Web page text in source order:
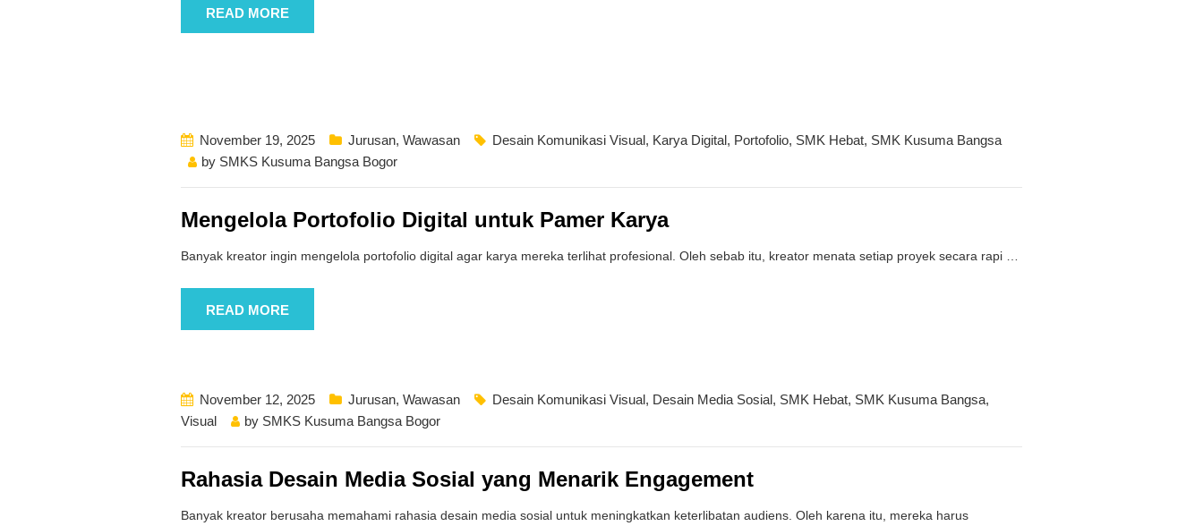
READ MORE
November 19, 2025 Jurusan, Wawasan Desain Komunikasi Visual, Karya Digital, Portofolio, SMK Hebat, SMK Kusuma Bangsa
by SMKS Kusuma Bangsa Bogor
Mengelola Portofolio Digital untuk Pamer Karya
Banyak kreator ingin mengelola portofolio digital agar karya mereka terlihat profesional. Oleh sebab itu, kreator menata setiap proyek secara rapi
READ MORE
November 12, 2025 Jurusan, Wawasan Desain Komunikasi Visual, Desain Media Sosial, SMK Hebat, SMK Kusuma Bangsa,
Visual
by SMKS Kusuma Bangsa Bogor
Rahasia Desain Media Sosial yang Menarik Engagement
Banyak kreator berusaha memahami rahasia desain media sosial untuk meningkatkan keterlibatan audiens. Oleh karena itu, mereka harus